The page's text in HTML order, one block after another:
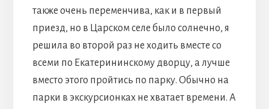
также очень переменчива, как и в первый
приезд, но в Царском селе было солнечно, я
решила во второй раз не ходить вместе со
всеми по Екатерининскому дворцу, а лучше
вместо этого пройтись по парку. Обычно на
парки в экскурсионках не хватает времени. А